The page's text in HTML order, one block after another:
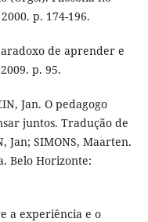
p. 174-196.
de aprender e
p. 95.
Jan. O pedagogo
juntos. Tradução de
Jan; SIMONS, Maarten.
Belo Horizonte:
a experiência e o